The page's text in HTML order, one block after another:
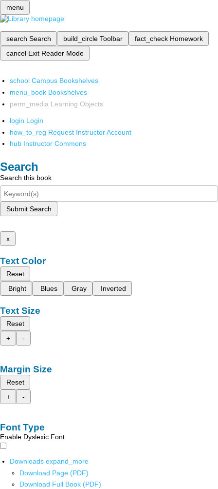
menu
search Search build_circle Toolbar fact_check Homework
cancel Exit Reader Mode
school Campus Bookshelves
menu_book Bookshelves
perm_media Learning Objects
login Login
how_to_reg Request Instructor Account
hub Instructor Commons
Search
Search this book
Submit Search
x
Text Color
Reset
Bright
Blues Gray Inverted
Text Size
Reset
+
-
Margin Size
Reset
+
-
Font Type
Enable Dyslexic Font
Downloads expand_more
Download Page (PDF)
Download Full Book (PDF)